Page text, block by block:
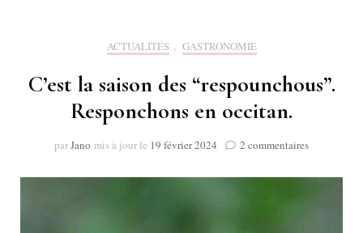
ACTUALITÉS , GASTRONOMIE
C’est la saison des “respounchous”.
Responchons en occitan.
parJano mis à jour le 19 février 2024 2 commentairessur
la